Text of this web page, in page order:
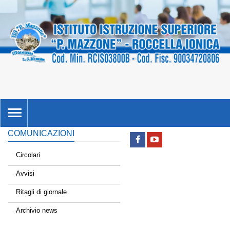
TOGGLE
NAVIGATION
COMUNICAZIONI
Circolari
Avvisi
Ritagli di giornale
Archivio news